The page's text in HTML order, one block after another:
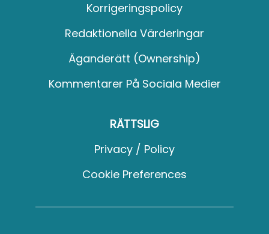
Korrigeringspolicy
Redaktionella Värderingar
Äganderätt (Ownership)
Kommentarer På Sociala Medier
RÄTTSLIG
Privacy / Policy
Cookie Preferences